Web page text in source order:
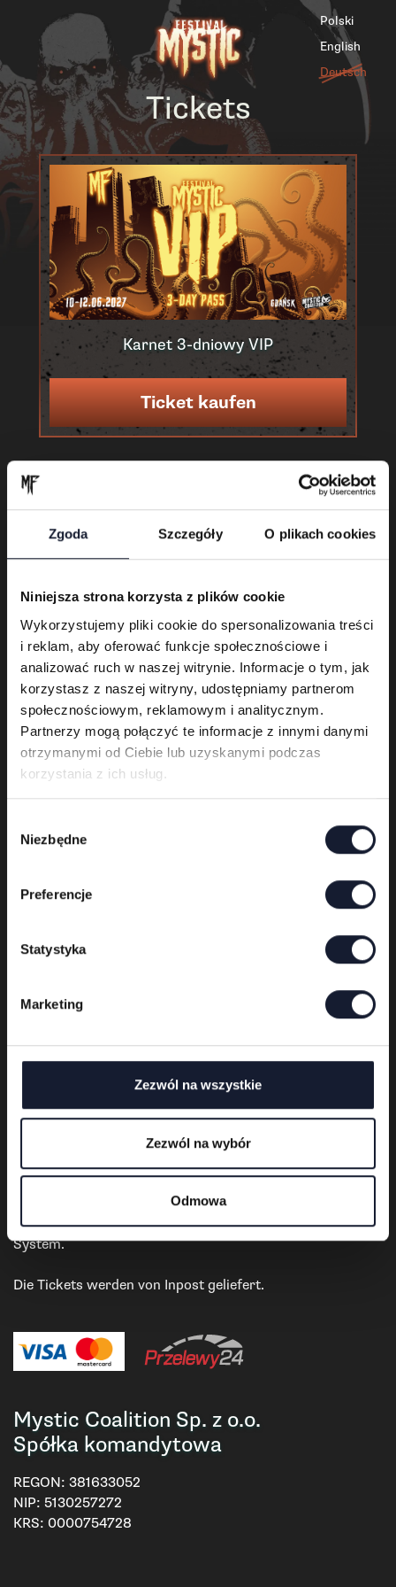
Zgoda Szczegóły O plikach cookies
Niniejsza strona korzysta z plików cookie
Wykorzystujemy pliki cookie do spersonalizowania treści
i reklam, aby oferować funkcje społecznościowe i
analizować ruch w naszej witrynie. Informacje o tym, jak
korzystasz z naszej witryny, udostępniamy partnerom
społecznościowym, reklamowym i analitycznym.
Partnerzy mogą połączyć te informacje z innymi danymi
otrzymanymi od Ciebie lub uzyskanymi podczas
korzystania z ich usług.
zgody
Niezbędne
Preferencje
Statystyka
Marketing
Zezwól na wszystkie
Zezwól na wybór
Odmowa
Polski
English
Deutsch
Tickets
Karnet 3-dniowy VIP
Ticket kaufen
Karnet 3-dniowy
Ticket kaufen
Festivalveranstalter
Zahlung und Lieferung
Zahlungen im Geschäft erfolgen über das Przelewy24-
System.
Die Tickets werden von Inpost geliefert.
Mystic Coalition Sp. z o.o.
Spółka komandytowa
REGON: 381633052
NIP: 5130257272
KRS: 0000754728